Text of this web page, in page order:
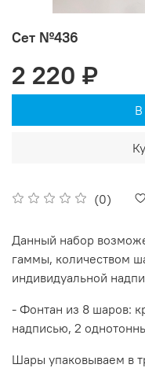
Сет №436
(0)
2 220 ₽
В
Данный набор
гаммы, количеством
индивидуальной
- Фонтан из 8 шаров:
надписью, 2
Шары упаковываем в